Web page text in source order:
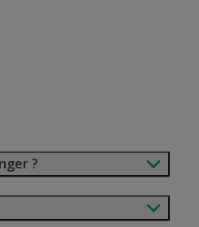
?